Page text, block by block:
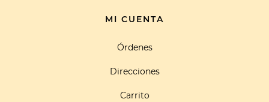
MI CUENTA
Órdenes
Direcciones
Carrito